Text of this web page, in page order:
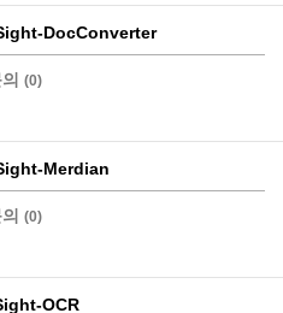
DocConverter
(0)
Merdian
(0)
OCR